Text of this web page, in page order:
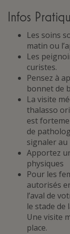
Infos
Les soins
matin ou
Les
curistes.
Pensez à
bonnet de
La visite
thalasso
est
de
signaler au
Apportez
physiques
Pour les
autorisés
l’aval de
le stade de
Une visite
place.